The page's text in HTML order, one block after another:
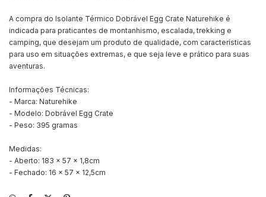
A compra do Isolante Térmico Dobrável Egg Crate Naturehike é
indicada para praticantes de montanhismo, escalada, trekking e
camping, que desejam um produto de qualidade, com características
para uso em situações extremas, e que seja leve e prático para suas
aventuras.
Informações Técnicas:
- Marca: Naturehike
- Modelo: Dobrável Egg Crate
- Peso: 395 gramas
Medidas:
- Aberto: 183 x 57 x 1,8cm
- Fechado: 16 x 57 x 12,5cm